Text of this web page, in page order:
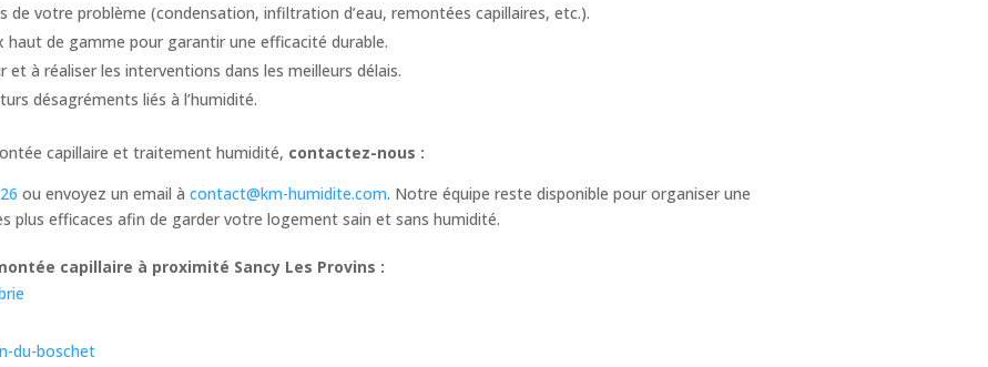
de votre problème (condensation, infiltration d’eau, remontées capillaires, etc.).
de gamme pour garantir une efficacité durable.
à réaliser les interventions dans les meilleurs délais.
désagréments liés à l’humidité.
capillaire et traitement humidité, contactez-nous :
ou envoyez un email àcontact@km-humidite.com. Notre équipe reste disponible pour organiser une
plus efficaces afin de garder votre logement sain et sans humidité.
capillaire à proximité Sancy Les Provins :
du-boschet